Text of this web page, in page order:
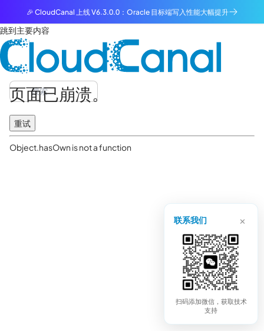
🎉 CloudCanal 上线 V6.3.0.0：Oracle 目标端写入性能大幅提升
跳到主要内容
页面已崩溃。
重试
Object.hasOwn is not a function
联系我们 ×
扫码添加微信，获取技术
支持